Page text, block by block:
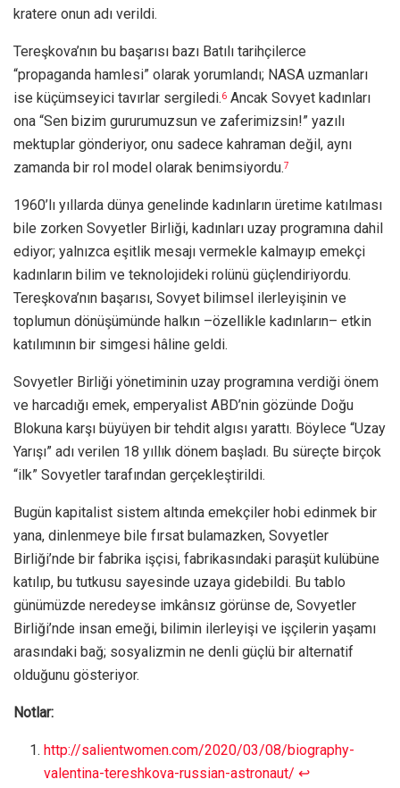
kratere onun adı verildi.
Tereşkova’nın bu başarısı bazı Batılı tarihçilerce
“propaganda hamlesi” olarak yorumlandı; NASA uzmanları
ise küçümseyici tavırlar sergiledi.6 Ancak Sovyet kadınları
ona “Sen bizim gururumuzsun ve zaferimizsin!” yazılı
mektuplar gönderiyor, onu sadece kahraman değil, aynı
zamanda bir rol model olarak benimsiyordu.7
1960’lı yıllarda dünya genelinde kadınların üretime katılması
bile zorken Sovyetler Birliği, kadınları uzay programına dahil
ediyor; yalnızca eşitlik mesajı vermekle kalmayıp emekçi
kadınların bilim ve teknolojideki rolünü güçlendiriyordu.
Tereşkova’nın başarısı, Sovyet bilimsel ilerleyişinin ve
toplumun dönüşümünde halkın –özellikle kadınların– etkin
katılımının bir simgesi hâline geldi.
Sovyetler Birliği yönetiminin uzay programına verdiği önem
ve harcadığı emek, emperyalist ABD’nin gözünde Doğu
Blokuna karşı büyüyen bir tehdit algısı yarattı. Böylece “Uzay
Yarışı” adı verilen 18 yıllık dönem başladı. Bu süreçte birçok
“ilk” Sovyetler tarafından gerçekleştirildi.
Bugün kapitalist sistem altında emekçiler hobi edinmek bir
yana, dinlenmeye bile fırsat bulamazken, Sovyetler
Birliği’nde bir fabrika işçisi, fabrikasındaki paraşüt kulübüne
katılıp, bu tutkusu sayesinde uzaya gidebildi. Bu tablo
günümüzde neredeyse imkânsız görünse de, Sovyetler
Birliği’nde insan emeği, bilimin ilerleyişi ve işçilerin yaşamı
arasındaki bağ; sosyalizmin ne denli güçlü bir alternatif
olduğunu gösteriyor.
Notlar:
http://salientwomen.com/2020/03/08/biography-
valentina-tereshkova-russian-astronaut/ ↩︎